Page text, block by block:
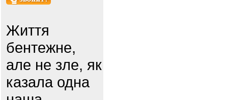
Життя
бентежне,
але не зле, як
казала одна